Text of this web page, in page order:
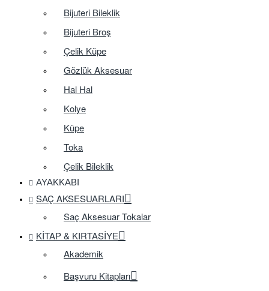
Bijuteri Bileklik
Bijuteri Broş
Çelik Küpe
Gözlük Aksesuar
Hal Hal
Kolye
Küpe
Toka
Çelik Bileklik
AYAKKABI
SAÇ AKSESUARLARI
Saç Aksesuar Tokalar
KITAP & KIRTASIYE
Akademik
Başvuru Kitapları